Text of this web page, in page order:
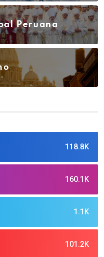
Peruana
118.8K
160.1K
1.1K
101.2K